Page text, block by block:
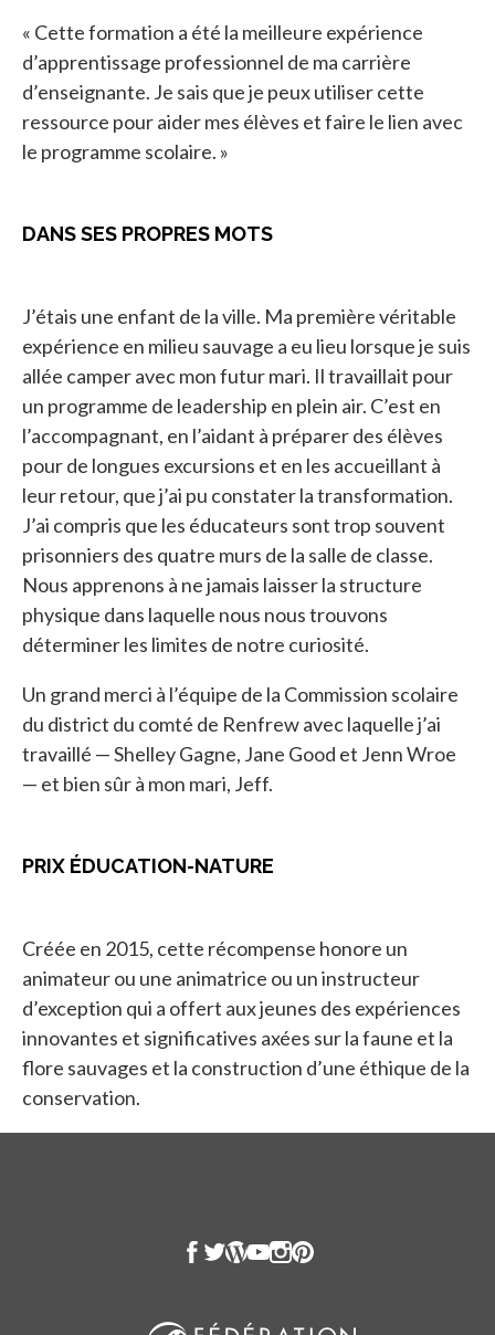
« Cette formation a été la meilleure expérience
d’apprentissage professionnel de ma carrière
d’enseignante. Je sais que je peux utiliser cette
ressource pour aider mes élèves et faire le lien avec
le programme scolaire. »
DANS SES PROPRES MOTS
J’étais une enfant de la ville. Ma première véritable
expérience en milieu sauvage a eu lieu lorsque je suis
allée camper avec mon futur mari. Il travaillait pour
un programme de leadership en plein air. C’est en
l’accompagnant, en l’aidant à préparer des élèves
pour de longues excursions et en les accueillant à
leur retour, que j’ai pu constater la transformation.
J’ai compris que les éducateurs sont trop souvent
prisonniers des quatre murs de la salle de classe.
Nous apprenons à ne jamais laisser la structure
physique dans laquelle nous nous trouvons
déterminer les limites de notre curiosité.
Un grand merci à l’équipe de la Commission scolaire
du district du comté de Renfrew avec laquelle j’ai
travaillé — Shelley Gagne, Jane Good et Jenn Wroe
— et bien sûr à mon mari, Jeff.
PRIX ÉDUCATION-NATURE
Créée en 2015, cette récompense honore un
animateur ou une animatrice ou un instructeur
d’exception qui a offert aux jeunes des expériences
innovantes et significatives axées sur la faune et la
flore sauvages et la construction d’une éthique de la
conservation.